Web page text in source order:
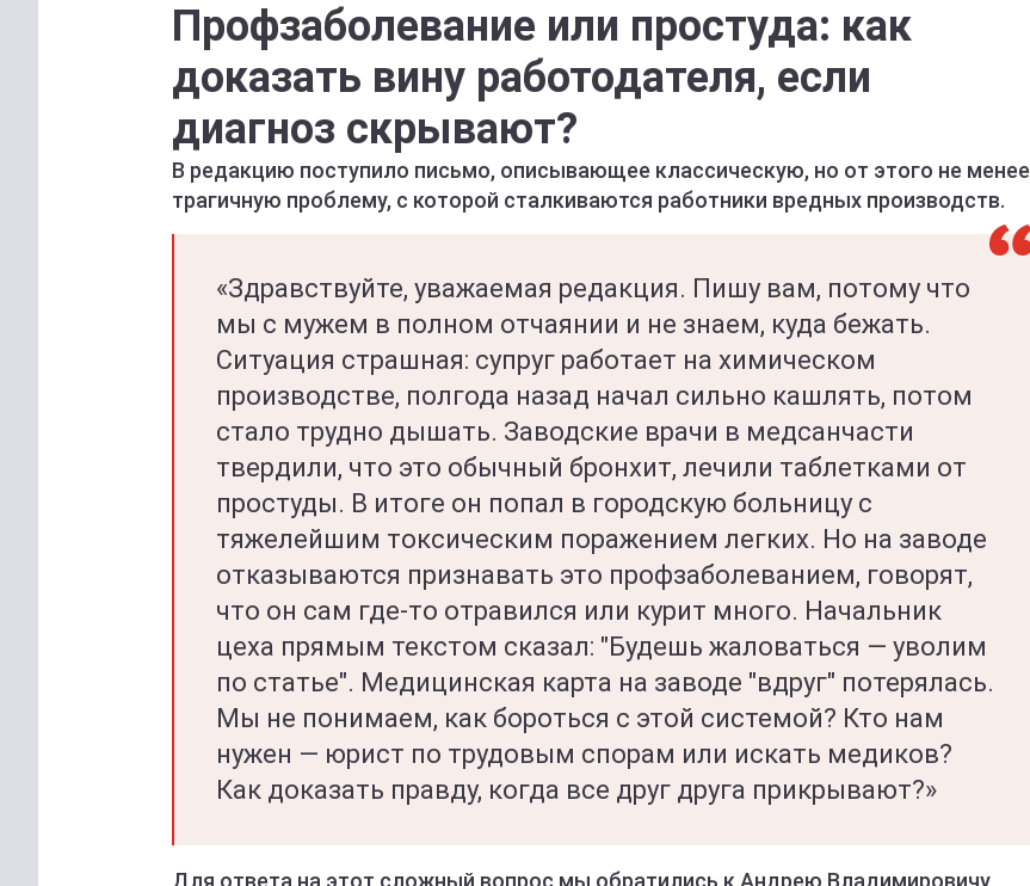
Профзаболевание или простуда: как
доказать вину работодателя, если
диагноз скрывают?
В редакцию поступило письмо, описывающее классическую, но от этого не менее
трагичную проблему, с которой сталкиваются работники вредных производств.
«Здравствуйте, уважаемая редакция. Пишу вам, потому что
мы с мужем в полном отчаянии и не знаем, куда бежать.
Ситуация страшная: супруг работает на химическом
производстве, полгода назад начал сильно кашлять, потом
стало трудно дышать. Заводские врачи в медсанчасти
твердили, что это обычный бронхит, лечили таблетками от
простуды. В итоге он попал в городскую больницу с
тяжелейшим токсическим поражением легких. Но на заводе
отказываются признавать это профзаболеванием, говорят,
что он сам где-то отравился или курит много. Начальник
цеха прямым текстом сказал: "Будешь жаловаться — уволим
по статье". Медицинская карта на заводе "вдруг" потерялась.
Мы не понимаем, как бороться с этой системой? Кто нам
нужен — юрист по трудовым спорам или искать медиков?
Как доказать правду, когда все друг друга прикрывают?»
Для ответа на этот сложный вопрос мы обратились к Андрею Владимировичу